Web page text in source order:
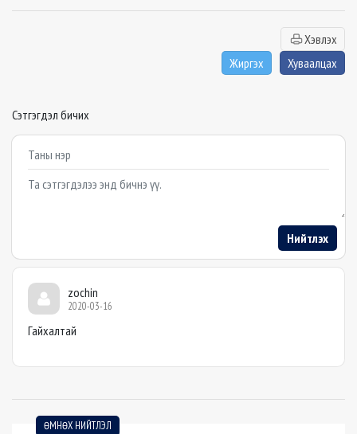
Хэвлэх
Жиргэх
Хуваалцах
Сэтгэгдэл бичих
Example textarea
Нийтлэх
zochin
2020-03-16
Гайхалтай
ӨМНӨХ НИЙТЛЭЛ